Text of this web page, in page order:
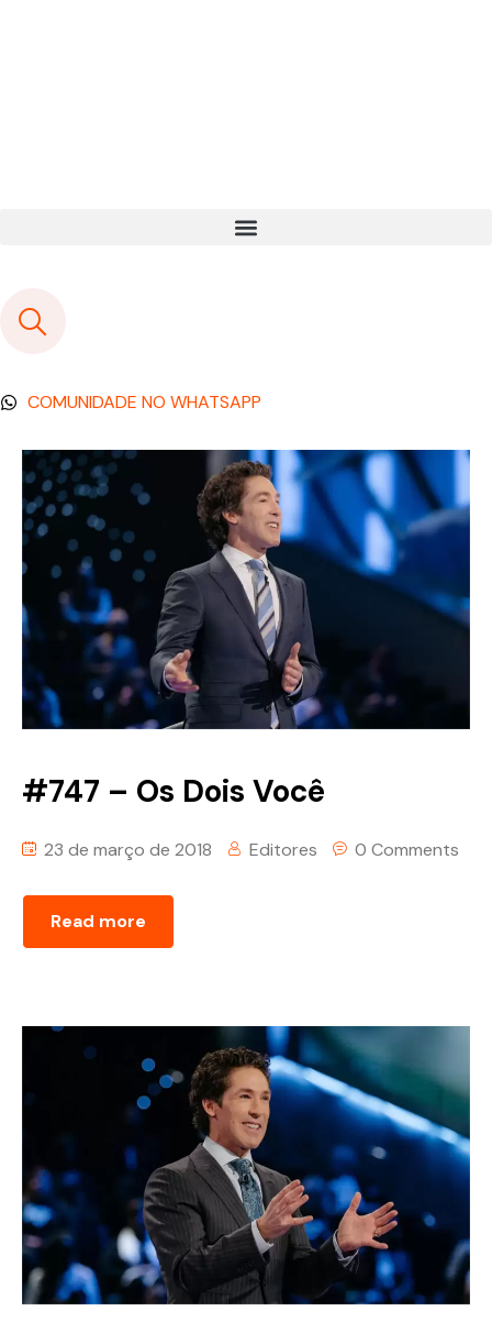
COMUNIDADE NO WHATSAPP
#747 – Os Dois Você
23 de março de 2018 Editores 0 Comments
Read more